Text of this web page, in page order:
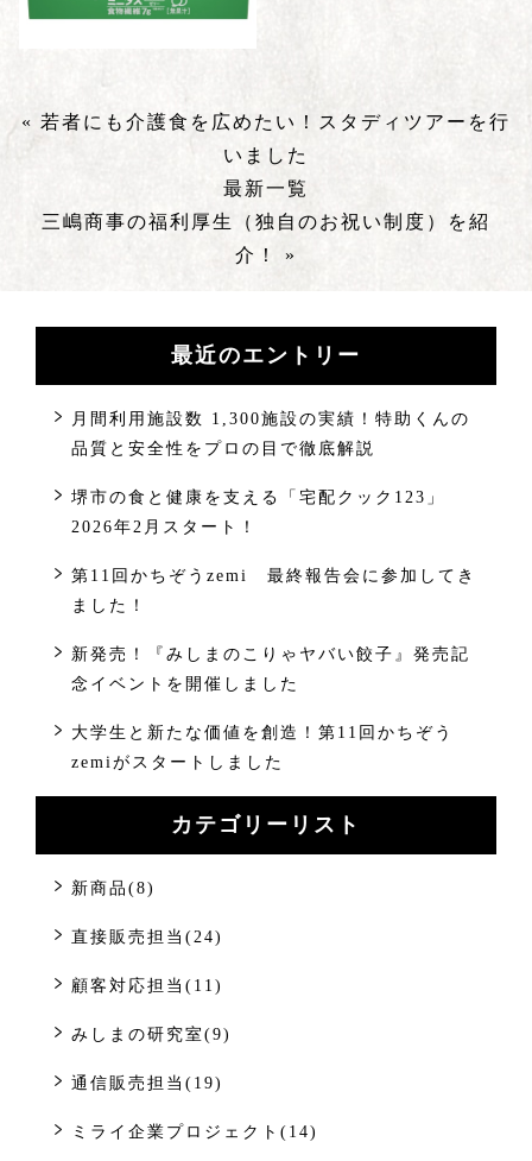
« 若者にも介護食を広めたい！スタディツアーを行
いました
最新一覧
三嶋商事の福利厚生（独自のお祝い制度）を紹
介！ »
最近のエントリー
月間利用施設数 1,300施設の実績！特助くんの
品質と安全性をプロの目で徹底解説
堺市の食と健康を支える「宅配クック123」
2026年2月スタート！
第11回かちぞうzemi 最終報告会に参加してき
ました！
新発売！『みしまのこりゃヤバい餃子』発売記
念イベントを開催しました
大学生と新たな価値を創造！第11回かちぞう
zemiがスタートしました
カテゴリーリスト
新商品(8)
直接販売担当(24)
顧客対応担当(11)
みしまの研究室(9)
通信販売担当(19)
ミライ企業プロジェクト(14)